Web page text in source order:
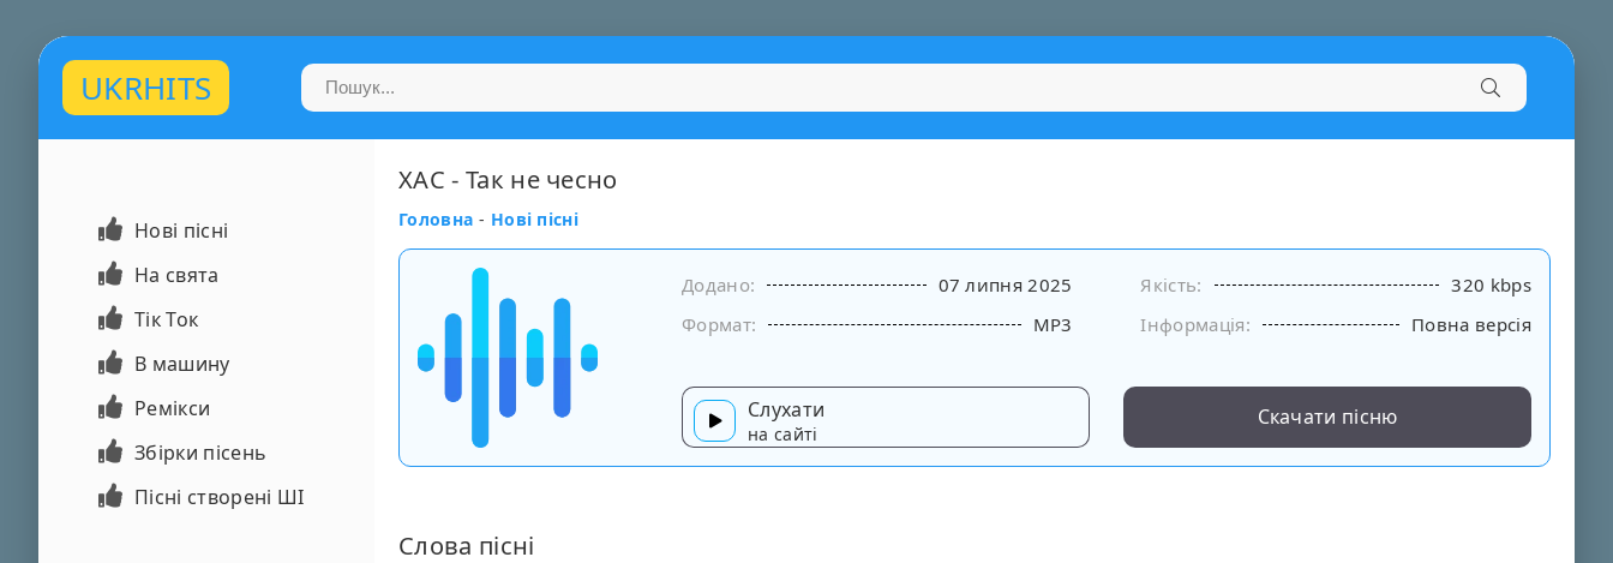
UKRHITS
Нові пісні
На свята
Тік Ток
В машину
Ремікси
Збірки пісень
Пісні створені ШІ
ХАС - Так не чесно
Головна - Нові пісні
Додано: 07 липня 2025 Якість:
320 kbps
Формат:
MP3 Інформація: Повна версія
Слухати
на сайті
Скачати пісню
Слова пісні